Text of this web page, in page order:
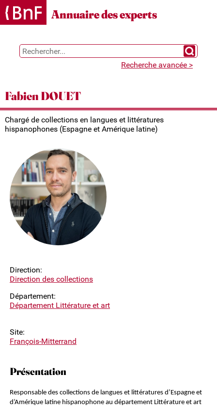
Gestion des cookies
Annuaire des experts
Chercher
Recherche avancée >
Fabien DOUET
Chargé de collections en langues et littératures
hispanophones (Espagne et Amérique latine)
Direction:
Direction des collections
Département:
Département Littérature et art
Site:
François-Mitterrand
Présentation
Responsable des collections de langues et littératures d’Espagne et
d’Amérique latine hispanophone au département Littérature et art